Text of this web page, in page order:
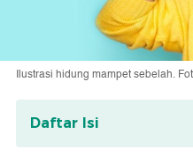
Ilustrasi hidung mampet sebelah.
Daftar Isi
Penyebab Hidung